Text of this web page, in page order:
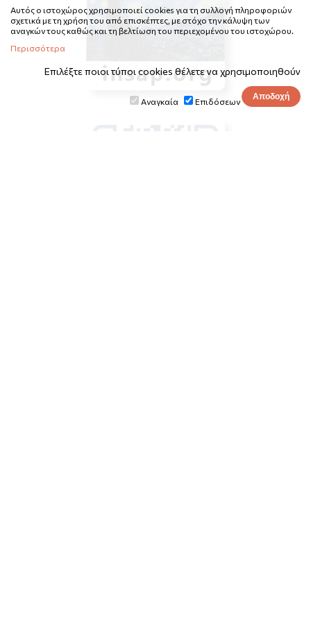
Αυτός ο ιστοχώρος χρησιμοποιεί cookies για τη συλλογή πληροφοριών
σχετικά με τη χρήση του από επισκέπτες, με στόχο την κάλυψη των
αναγκών τους καθώς και τη βελτίωση του περιεχομένου του ιστοχώρου.
Περισσότερα
Επιλέξτε ποιοι τύποι cookies θέλετε να χρησιμοποιηθούν
Αναγκαία Επιδόσεων